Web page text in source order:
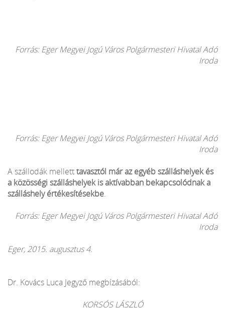
Forrás: Eger Megyei Jogú Város Polgármesteri Hivatal Adó
Iroda
Forrás: Eger Megyei Jogú Város Polgármesteri Hivatal Adó
Iroda
A szállodák melletttavasztól már az egyéb szálláshelyek és
a közösségi szálláshelyek is aktívabban bekapcsolódnak a
szálláshely értékesítésekbe.
Forrás: Eger Megyei Jogú Város Polgármesteri Hivatal Adó
Iroda
Eger, 2015. augusztus 4.
Dr. Kovács Luca Jegyző megbízásából:
KORSÓS LÁSZLÓ